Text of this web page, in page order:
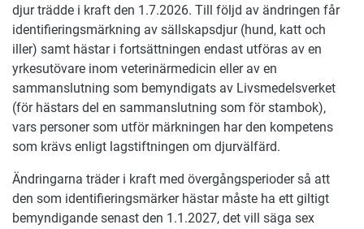
djur trädde i kraft den 1.7.2026. Till följd av ändringen får
identifieringsmärkning av sällskapsdjur (hund, katt och
iller) samt hästar i fortsättningen endast utföras av en
yrkesutövare inom veterinärmedicin eller av en
sammanslutning som bemyndigats av Livsmedelsverket
(för hästars del en sammanslutning som för stambok),
vars personer som utför märkningen har den kompetens
som krävs enligt lagstiftningen om djurvälfärd.
Ändringarna träder i kraft med övergångsperioder så att
den som identifieringsmärker hästar måste ha ett giltigt
bemyndigande senast den 1.1.2027, det vill säga sex